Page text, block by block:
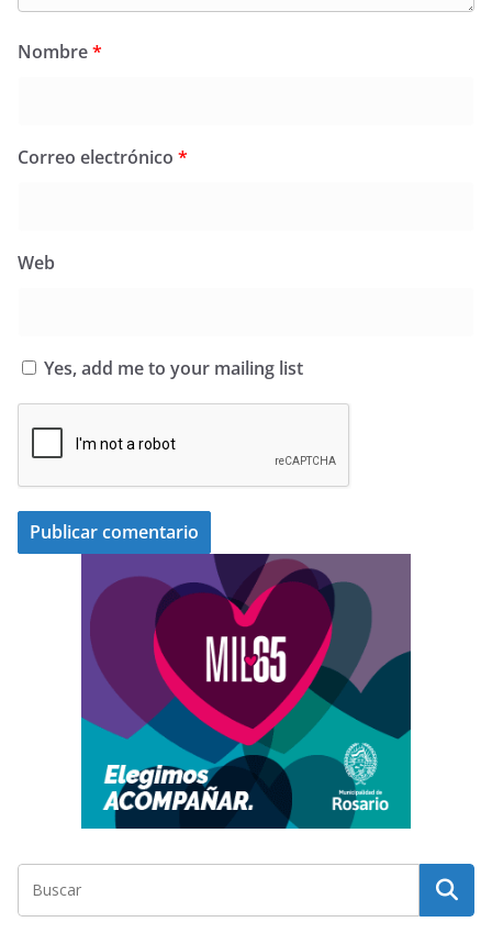
Nombre*
Correo electrónico *
Web
Yes, add me to your mailing list